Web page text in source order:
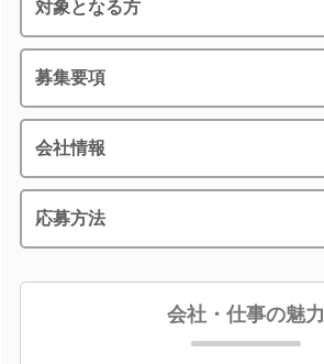
対象となる方
募集要項
会社情報
応募方法
会社・仕事の魅力